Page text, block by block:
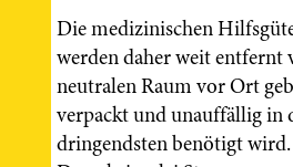
Die medizinischen
werden daher weit entfernt
neutralen Raum vor Ort
verpackt und unauffällig
dringendsten benötigt wird.